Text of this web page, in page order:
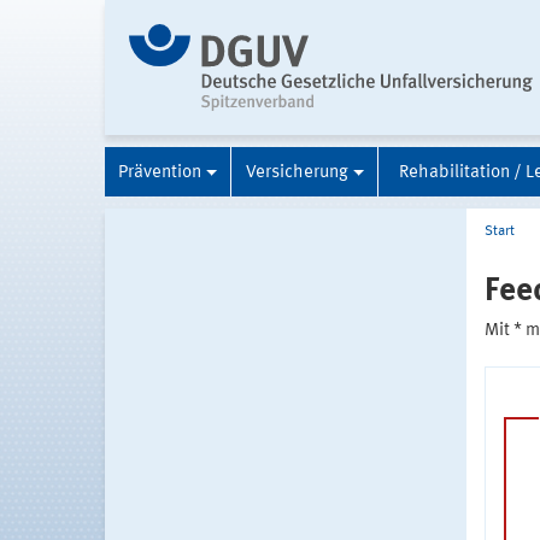
Prävention Versicherung Rehabilitation /
Start
Mit *